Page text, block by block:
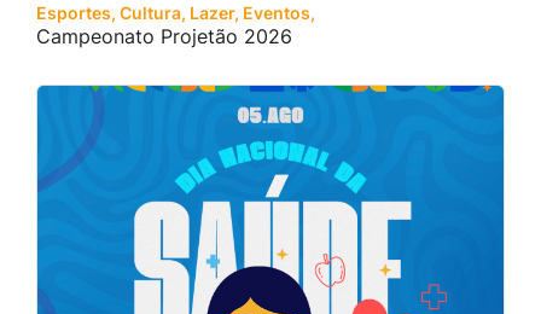
Esportes, Cultura, Lazer, Eventos, Turismo e Juventude
Campeonato Projetão 2026